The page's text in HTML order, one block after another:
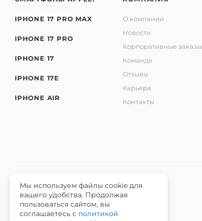
IPHONE 17 PRO MAX
IPHONE 17 PRO
IPHONE 17
IPHONE 17E
IPHONE AIR
О компании
Новости
Корпоративные заказы
Команда
Отзывы
Карьера
Контакты
2026 © Интернет-магазин iЧехол.
ИНН 631911014100 ОГРНИП 315631300089311
Мы используем файлы cookie для
вашего удобства. Продолжая
пользоваться сайтом, вы
соглашаетесь с политикой